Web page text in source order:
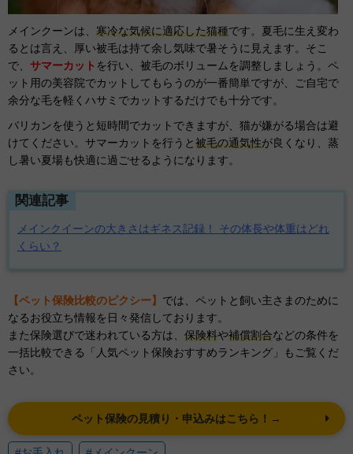
メインクーンは、 寒冷な気候に適応した猫種です。夏毛に生え変わ
るとは言え、厚い被毛は持て余し気味で暑そうに見えます。そこ
で、 サマーカット を行い、被毛のボリュームを調整しましょう。ペ
ット用の美容院でカットしてもらうのが一番簡単ですが、ご自宅で
余分な毛を軽くハサミでカットするだけでも十分です。
バリカンを使うと短時間でカットできますが、猫が嫌がる場合は避
けてください。サマーカットを行うと被毛の通気性が良くなり、蒸
し暑い夏場も快適に過ごせるようになります。
関連記事
メインクイーンの大きさはギネス記録！ その体長や体重はどれ
くらい？
【ペット保険比較のピクシー】 では、ペットと飼い主さまのために
なるお役立ち情報を日々発信しております。
また保険選びで迷われている方は、 保険料や補償割合などの条件を
一括比較できる「人気ペット保険おすすめランキング」もご覧くだ
さい。
ペット保険の見積り・申込みはこちら！→